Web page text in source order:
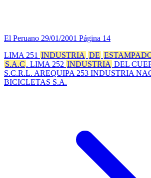
El Peruano 29/01/2001 Página 14
LIMA 251 INDUSTRIA DE
S.A.C . LIMA 252 INDUSTRIA DEL
S.C.R.L. AREQUIPA 253 INDUSTRIA
BICICLETAS S.A.